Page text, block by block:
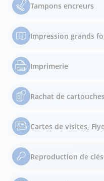
Tampons encreurs
Impression grands
Imprimerie
Rachat de
Cartes de visites,
Reproduction de clés